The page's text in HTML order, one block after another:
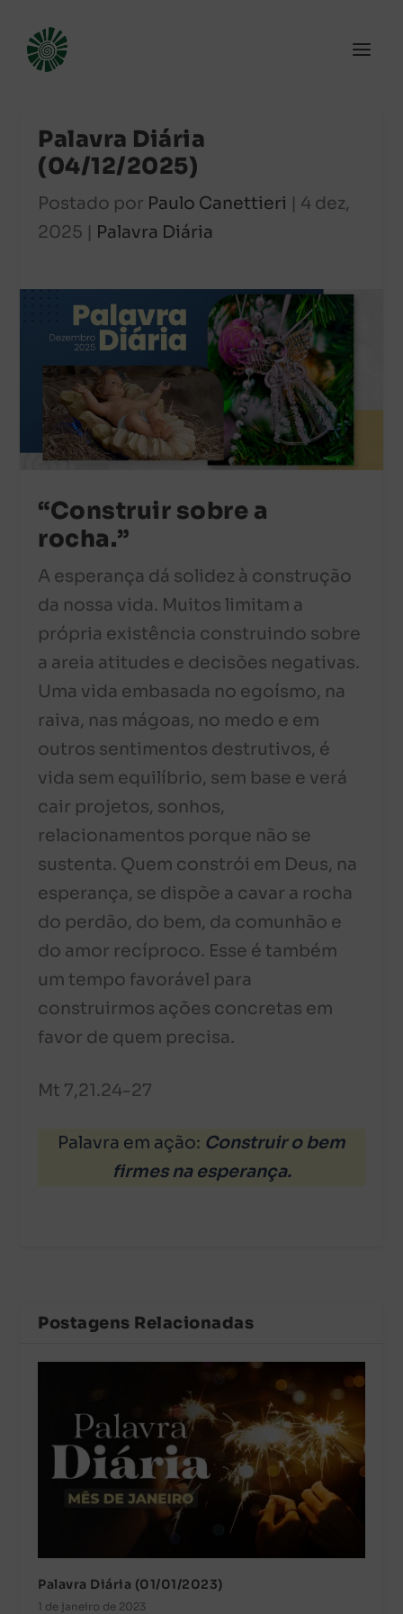
Palavra Diária
(04/12/2025)
Postado por Paulo Canettieri | 4 dez,
2025 | Palavra Diária
“Construir sobre a
rocha.”
A esperança dá solidez à construção
da nossa vida. Muitos limitam a
própria existência construindo sobre
a areia atitudes e decisões negativas.
Uma vida embasada no egoísmo, na
raiva, nas mágoas, no medo e em
outros sentimentos destrutivos, é
vida sem equilíbrio, sem base e verá
cair projetos, sonhos,
relacionamentos porque não se
sustenta. Quem constrói em Deus, na
esperança, se dispõe a cavar a rocha
do perdão, do bem, da comunhão e
do amor recíproco. Esse é também
um tempo favorável para
construirmos ações concretas em
favor de quem precisa.
Mt 7,21.24-27
Palavra em ação: Construir o bem
firmes na esperança.
Postagens Relacionadas
Palavra Diária (01/01/2023)
1 de janeiro de 2023